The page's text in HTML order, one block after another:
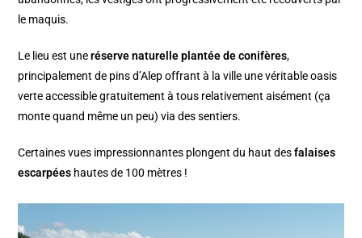
le maquis.
Le lieu est uneréserve naturelle plantée de conifères,
principalement de pins d’Alep offrant à la ville une véritable oasis
verte accessible gratuitement à tous relativement aisément (ça
monte quand même un peu) via des sentiers.
Certaines vues impressionnantes plongent du haut desfalaises
escarpées hautes de 100 mètres !